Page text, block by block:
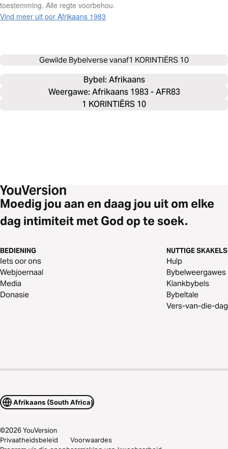
toestemming. Alle regte voorbehou.
Vind meer uit oor Afrikaans 1983
Gewilde Bybelverse vanaf1 KORINTIËRS 10
Bybel: Afrikaans
Weergawe: Afrikaans 1983 - AFR83
1 KORINTIËRS 10
Moedig jou aan en daag jou uit om elke
dag intimiteit met God op te soek.
BEDIENING
Iets oor ons
Webjoernaal
Media
Donasie
NUTTIGE SKAKELS
Hulp
Bybelweergawes
Klankbybels
Bybeltale
Vers-van-die-dag
Afrikaans (South Africa)
©2026YouVersion
Privaatheidsbeleid
Voorwaardes